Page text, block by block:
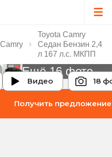
Camry
Toyota Camry
Седан Бензин 2,4
л 167 л.с. МКПП
Видео 18
Ещё 16 фото
Получить предложение